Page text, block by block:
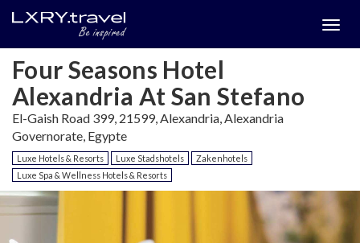
Four Seasons Hotel
Alexandria At San Stefano
El-Gaish Road 399, 21599, Alexandria, Alexandria
Governorate, Egypte
Luxe Hotels & Resorts Luxe Stadshotels
Zakenhotels
Luxe Spa & Wellness Hotels & Resorts